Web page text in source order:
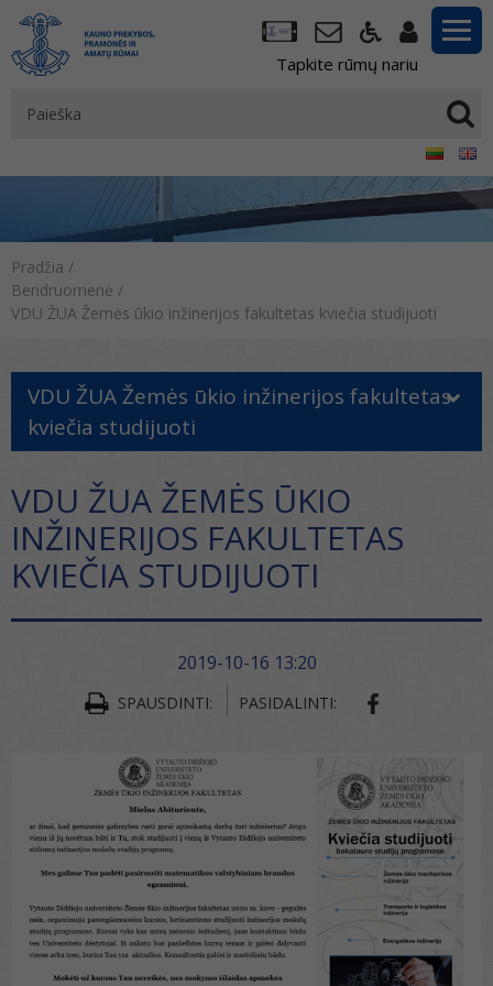
Tapkite rūmų nariu
Pradžia /
Bendruomenė /
VDU ŽUA Žemės ūkio inžinerijos fakultetas kviečia studijuoti
VDU ŽUA Žemės ūkio inžinerijos fakultetas
kviečia studijuoti
VDU ŽUA ŽEMĖS ŪKIO
INŽINERIJOS FAKULTETAS
KVIEČIA STUDIJUOTI
2019-10-16 13:20
SPAUSDINTI: PASIDALINTI: